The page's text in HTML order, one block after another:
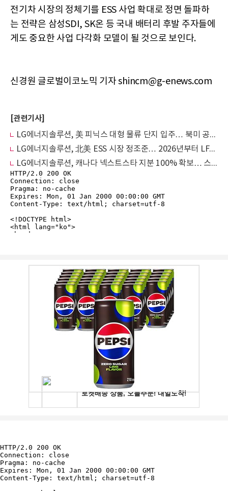
전기차 시장의 정체기를 ESS 사업 확대로 정면 돌파하
는 전략은 삼성SDI, SK온 등 국내 배터리 후발 주자들에
게도 중요한 사업 다각화 모델이 될 것으로 보인다.
신경원 글로벌이코노믹 기자 shincm@g-enews.com
[관련기사]
LG에너지솔루션, 美 피닉스 대형 물류 단지 입주… 북미 공급망 공세 가속
LG에너지솔루션, 北美 ESS 시장 정조준… 2026년부터 LFP 배터리 본격 양산
LG에너지솔루션, 캐나다 넥스트스타 지분 100% 확보… 스텔란티스는 ‘조달 파트너’로